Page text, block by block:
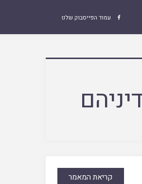
 עמוד הפייסבוק שלנו
קריאת המאמר